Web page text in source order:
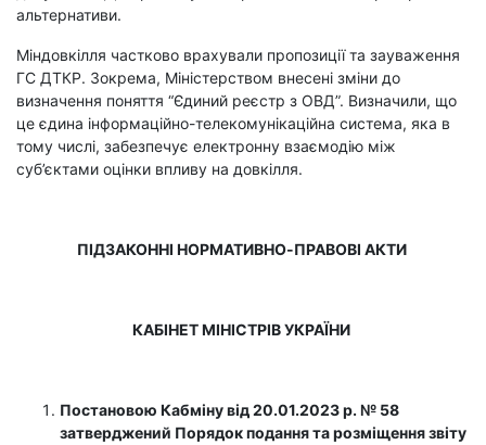
альтернативи.
Міндовкілля частково врахували пропозиції та зауваження
ГС ДТКР. Зокрема, Міністерством внесені зміни до
визначення поняття “Єдиний реєстр з ОВД”. Визначили, що
це єдина інформаційно-телекомунікаційна система, яка в
тому числі, забезпечує електронну взаємодію між
суб’єктами оцінки впливу на довкілля.
ПІДЗАКОННІ НОРМАТИВНО-ПРАВОВІ АКТИ
КАБІНЕТ МІНІСТРІВ УКРАЇНИ
Постановою Кабміну від 20.01.2023 р. № 58
затверджений Порядок подання та розміщення звіту